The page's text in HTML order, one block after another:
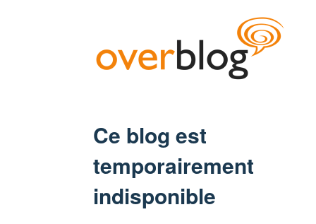
Ce blog est
temporairement
indisponible